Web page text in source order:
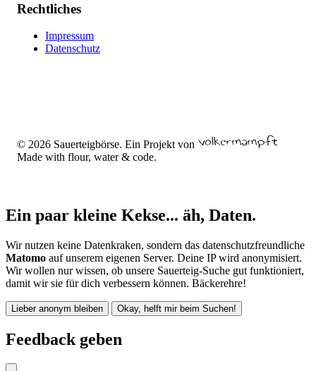
Rechtliches
Impressum
Datenschutz
© 2026 Sauerteigbörse. Ein Projekt von
Made with flour, water & code.
Ein paar kleine Kekse... äh, Daten.
Wir nutzen keine Datenkraken, sondern das datenschutzfreundliche
Matomo auf unserem eigenen Server. Deine IP wird anonymisiert.
Wir wollen nur wissen, ob unsere Sauerteig-Suche gut funktioniert,
damit wir sie für dich verbessern können. Bäckerehre!
Lieber anonym bleiben Okay, helft mir beim Suchen!
Feedback geben